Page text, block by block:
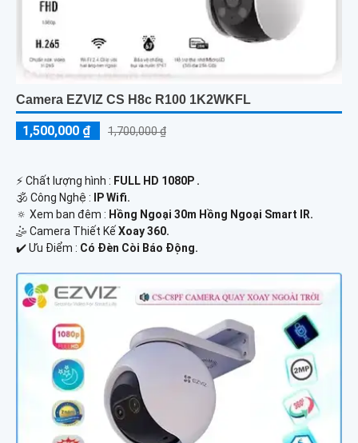
Camera EZVIZ CS H8c R100 1K2WKFL
1,500,000 ₫ 1,700,000 ₫
️⚡ Chất lượng hình : FULL HD 1080P .
🕉️ Công Nghệ :
IP Wifi.
🔅 Xem ban đêm : Hồng Ngoại 30m Hồng Ngoại Smart IR.
🤹 Camera Thiết Kế Xoay 360.
️✔️ Ưu Điểm : Có Đèn Còi Báo Động.